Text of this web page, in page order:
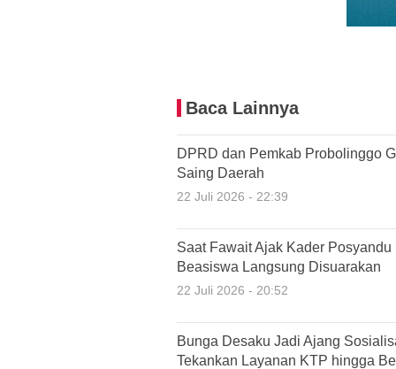
Baca Lainnya
DPRD dan Pemkab Probolinggo
Saing Daerah
22 Juli 2026 - 22:39
Saat Fawait Ajak Kader
Beasiswa Langsung Disuarakan
22 Juli 2026 - 20:52
Bunga Desaku Jadi Ajang
Tekankan Layanan KTP hingga